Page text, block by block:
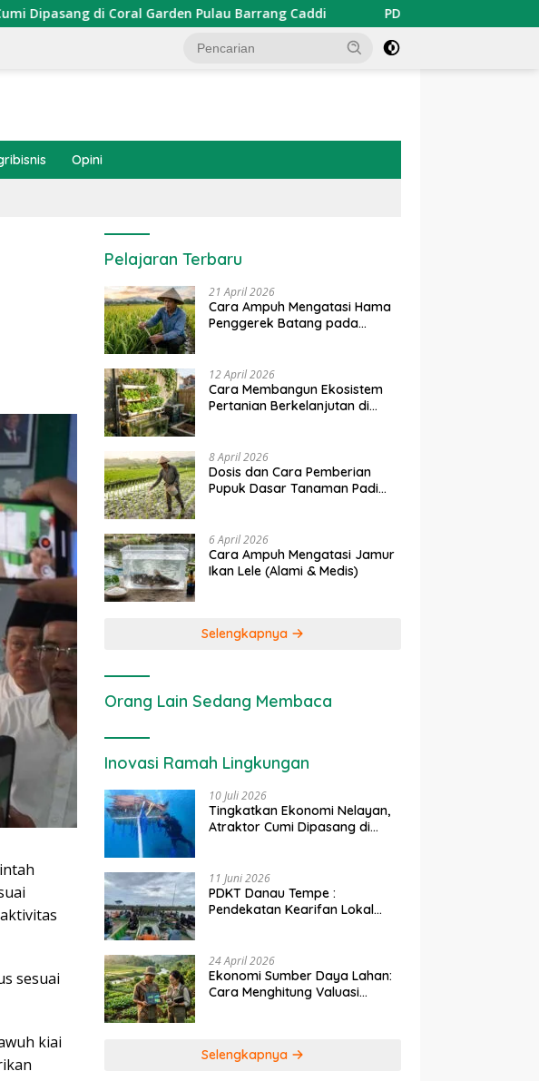
Garden Pulau Barrang Caddi PDKT Danau Tempe : Pendekatan
Opini
sesuai
kiai
Pelajaran Terbaru
21 April 2026
Cara Ampuh Mengatasi Hama
Penggerek Batang pada
12 April 2026
Cara Membangun Ekosistem
Pertanian Berkelanjutan di
8 April 2026
Dosis dan Cara Pemberian
Pupuk Dasar Tanaman Padi
6 April 2026
Cara Ampuh Mengatasi Jamur
Ikan Lele (Alami & Medis)
Selengkapnya
Orang Lain Sedang Membaca
Inovasi Ramah Lingkungan
10 Juli 2026
Tingkatkan Ekonomi Nelayan,
Atraktor Cumi Dipasang di
11 Juni 2026
PDKT Danau Tempe :
Pendekatan Kearifan Lokal
24 April 2026
Ekonomi Sumber Daya Lahan:
Cara Menghitung Valuasi
Selengkapnya